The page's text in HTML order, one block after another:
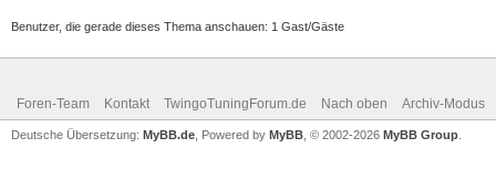
Benutzer, die gerade dieses Thema anschauen: 1 Gast/Gäste
Foren-Team Kontakt TwingoTuningForum.de Nach oben Archiv-Modus
Deutsche Übersetzung: MyBB.de , Powered by MyBB , © 2002-2026 MyBB Group